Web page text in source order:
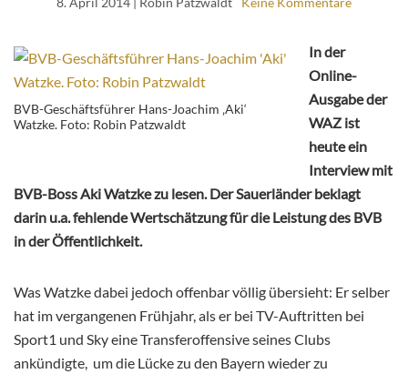
BVB-Geschäftsführer Hans-Joachim ‚Aki‘
Watzke. Foto: Robin Patzwaldt
In der
Online-
Ausgabe der
WAZ ist
heute ein
Interview mit
BVB-Boss Aki Watzke zu lesen. Der Sauerländer beklagt
darin u.a. fehlende Wertschätzung für die Leistung des BVB
in der Öffentlichkeit.
Was Watzke dabei jedoch offenbar völlig übersieht: Er selber
hat im vergangenen Frühjahr, als er bei TV-Auftritten bei
Sport1 und Sky eine Transferoffensive seines Clubs
ankündigte, um die Lücke zu den Bayern wieder zu